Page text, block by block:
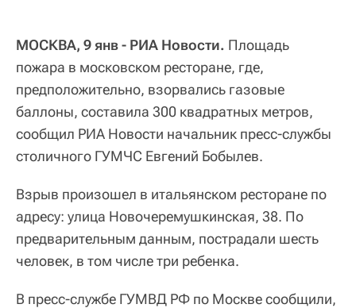
МОСКВА, 9 янв - РИА Новости. Площадь
пожара в московском ресторане, где,
предположительно, взорвались газовые
баллоны, составила 300 квадратных метров,
сообщил РИА Новости начальник пресс-службы
столичного ГУМЧС Евгений Бобылев.
Взрыв произошел в итальянском ресторане по
адресу: улица Новочеремушкинская, 38. По
предварительным данным, пострадали шесть
человек, в том числе три ребенка.
В пресс-службе ГУМВД РФ по Москве сообщили,